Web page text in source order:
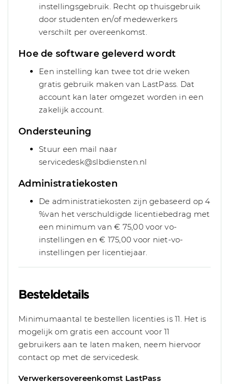
instellingsgebruik. Recht op thuisgebruik
door studenten en/of medewerkers
verschilt per overeenkomst.
Hoe de software geleverd wordt
Een instelling kan twee tot drie weken
gratis gebruik maken van LastPass. Dat
account kan later omgezet worden in een
zakelijk account.
Ondersteuning
Stuur een mail naar
servicedesk@slbdiensten.nl
Administratiekosten
De administratiekosten zijn gebaseerd op 4
%van het verschuldigde licentiebedrag met
een minimum van € 75,00 voor vo-
instellingen en € 175,00 voor niet-vo-
instellingen per licentiejaar.
Besteldetails
Minimumaantal te bestellen licenties is 11. Het is
mogelijk om gratis een account voor 11
gebruikers aan te laten maken, neem hiervoor
contact op met de servicedesk.
Verwerkersovereenkomst LastPass